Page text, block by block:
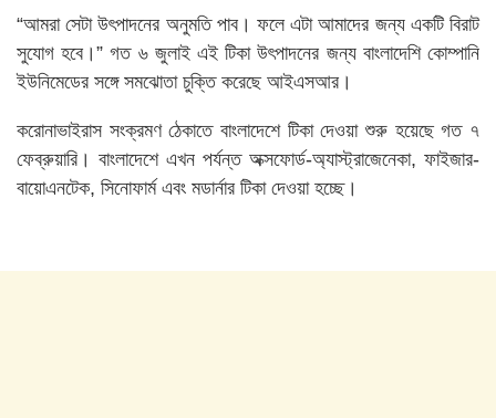
“আমরা সেটা উৎপাদনের অনুমতি পাব। ফলে এটা আমাদের জন্য একটি বিরাট
সুযোগ হবে।” গত ৬ জুলাই এই টিকা উৎপাদনের জন্য বাংলাদেশি কোম্পানি
ইউনিমেডের সঙ্গে সমঝোতা চুক্তি করেছে আইএসআর।
করোনাভাইরাস সংক্রমণ ঠেকাতে বাংলাদেশে টিকা দেওয়া শুরু হয়েছে গত ৭
ফেব্রুয়ারি। বাংলাদেশে এখন পর্যন্ত অক্সফোর্ড-অ্যাস্ট্রাজেনেকা, ফাইজার-
বায়োএনটেক, সিনোফার্ম এবং মডার্নার টিকা দেওয়া হচ্ছে।